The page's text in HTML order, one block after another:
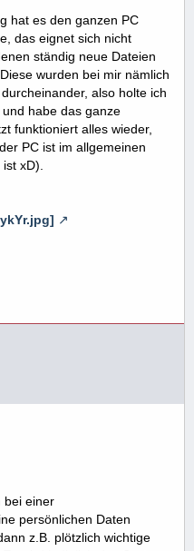
hat es den ganzen PC
das eignet sich nicht
ständig neue Dateien
wurden bei mir nämlich
also holte ich
habe das ganze
funktioniert alles wieder,
PC ist im allgemeinen
xD).
bei einer
persönlichen Daten
z.B. plötzlich wichtige